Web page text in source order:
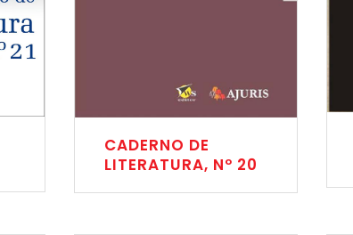
CADERNO DE
LITERATURA, Nº 20